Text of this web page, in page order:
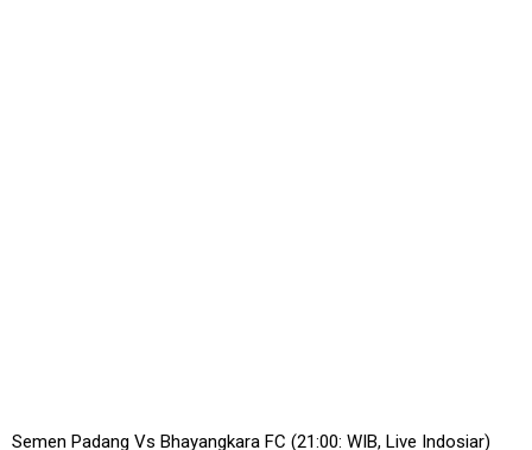
Semen Padang Vs Bhayangkara FC (21:00: WIB, Live Indosiar)